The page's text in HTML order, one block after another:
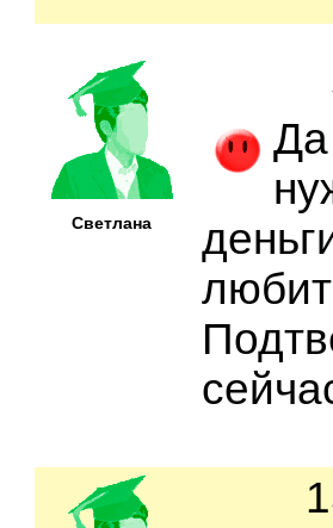
Светлана
любит